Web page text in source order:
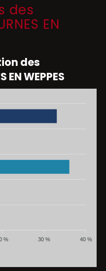
des
EN
des
WEPPES
40 %
30 %
%